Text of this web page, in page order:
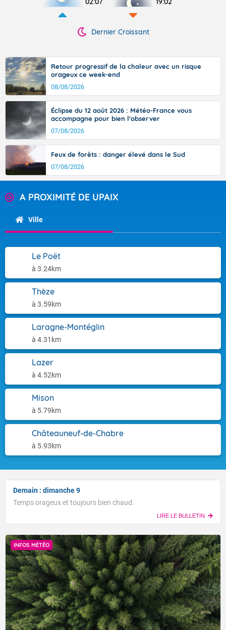
Dernier Croissant
Retour progressif de la chaleur avec un risque
orageux ce week-end
08/08/2026
Éclipse du 12 août 2026 : Météo-France vous
accompagne pour bien l'observer
07/08/2026
Feux de forêts : danger élevé dans le Sud
07/08/2026
A PROXIMITÉ DE UPAIX
Ville
Le Poët
à 3.24km
Thèze
à 3.59km
Laragne-Montéglin
à 4.31km
Lazer
à 4.52km
Mison
à 5.79km
Châteauneuf-de-Chabre
à 5.93km
Demain : dimanche 9
Temps orageux et toujours bien chaud.
LIRE LE BULLETIN
INFOS MÉTÉO